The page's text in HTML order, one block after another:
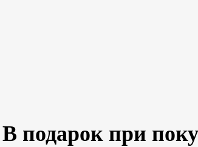
В подарок при